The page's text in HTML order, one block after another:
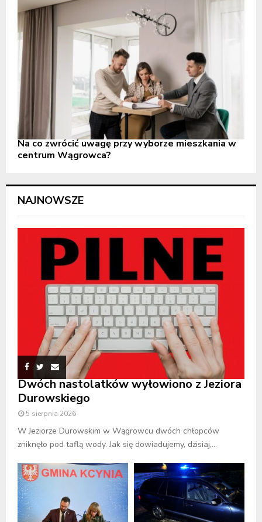
Na co zwrócić uwagę przy wyborze mieszkania w
centrum Wągrowca?
NAJNOWSZE
Dwóch nastolatków wyłowiono z Jeziora
Durowskiego
5 sierpnia 2026
W Jeziorze Durowskim w Wągrowcu dwóch chłopców
zniknęło pod taflą wody. Jak się dowiadujemy, dzisiaj,...